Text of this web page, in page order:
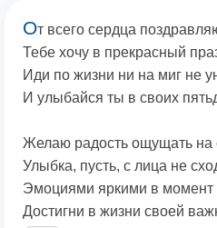
От всего сердца
Тебе хочу в прекрасный
Иди по жизни ни на миг не
И улыбайся ты в своих
Желаю радость ощущать на
Улыбка, пусть, с лица не
Эмоциями яркими в момент
Достигни в жизни своей